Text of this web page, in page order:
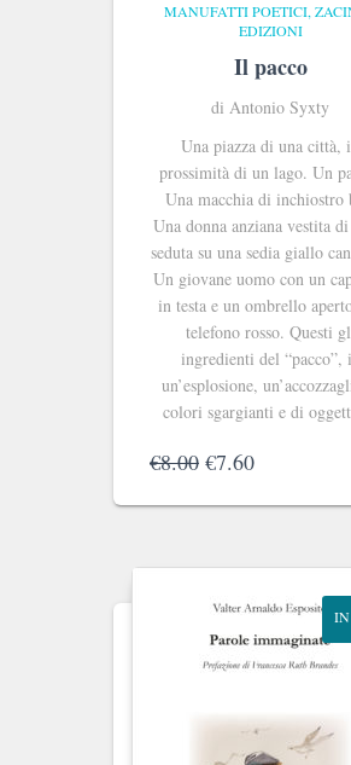
MANUFATTI POETICI
EDIZIONI
Il pacco
di Antonio Syxty
Una piazza di una città,
prossimità di un lago. Un
Una macchia di inchiostro
Una donna anziana vestita
seduta su una sedia giallo
Un giovane uomo con un
in testa e un ombrello
telefono rosso. Questi
ingredienti del “pacco”,
un’esplosione,
colori sgargianti e di
€8.00 Il
originale
€8.00.
€7.60Il
attuale
€7.60.